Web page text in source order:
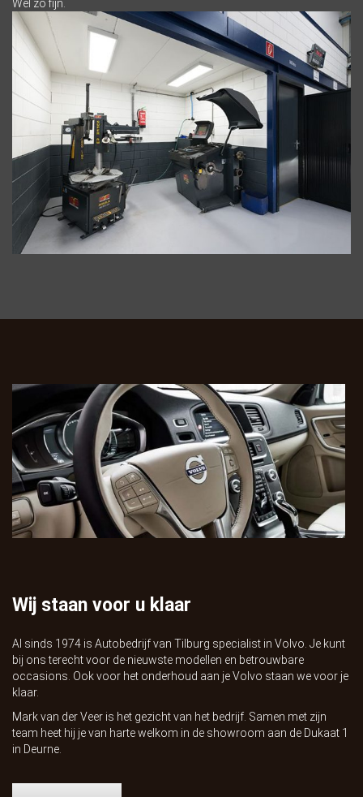
Wel zo fijn.
Wij staan voor u klaar
Al sinds 1974 is Autobedrijf van Tilburg specialist in Volvo. Je kunt
bij ons terecht voor de nieuwste modellen en betrouwbare
occasions. Ook voor het onderhoud aan je Volvo staan we voor je
klaar.
Mark van der Veer is het gezicht van het bedrijf. Samen met zijn
team heet hij je van harte welkom in de showroom aan de Dukaat 1
in Deurne.